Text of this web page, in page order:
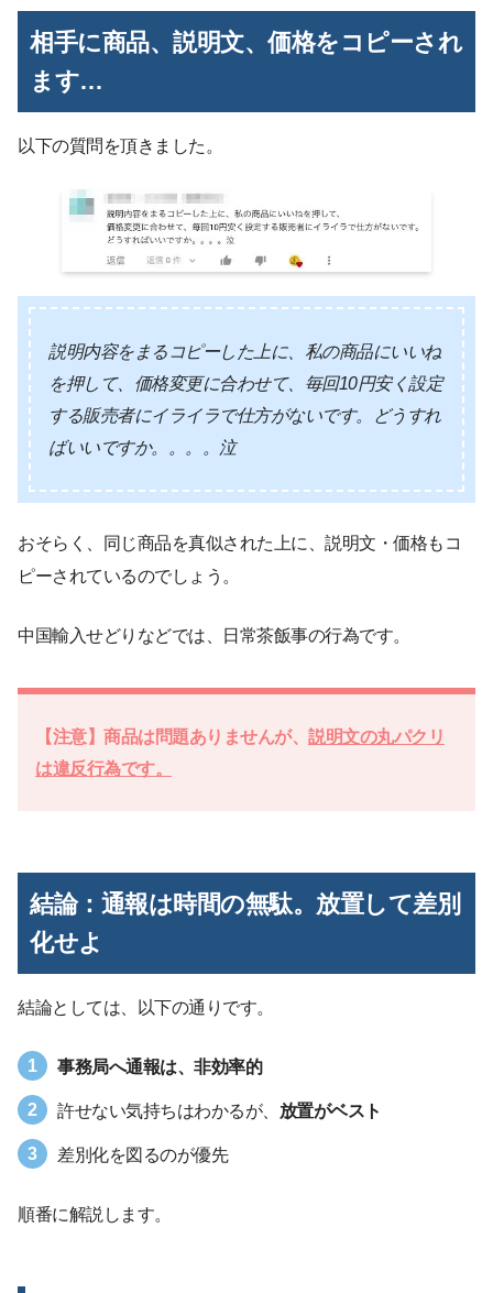
相手に商品、説明文、価格をコピーされ
ます…
以下の質問を頂きました。
説明内容をまるコピーした上に、私の商品にいいね
を押して、 価格変更に合わせて、毎回10円安く設定
する販売者にイライラで仕方がないです。
どうすれ
ばいいですか。。。。泣
おそらく、同じ商品を真似された上に、説明文・価格もコ
ピーされているのでしょう。
中国輸入せどりなどでは、日常茶飯事の行為です。
【注意】商品は問題ありませんが、 説明文の丸パクリ
は違反行為です。
結論：通報は時間の無駄。放置して差別
化せよ
結論としては、以下の通りです。
事務局へ通報は、非効率的
許せない気持ちはわかるが、 放置がベスト
差別化を図るのが優先
順番に解説します。